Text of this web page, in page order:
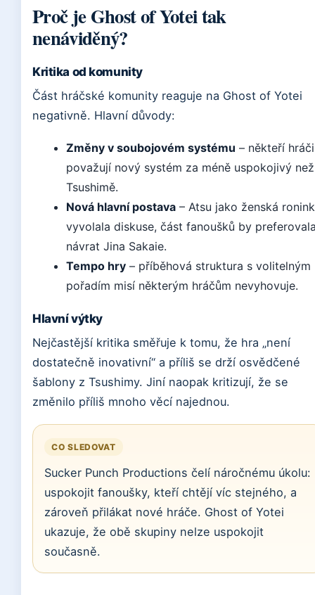
Proč je Ghost of Yotei tak
nenáviděný?
Kritika od komunity
Část hráčské komunity reaguje na Ghost of Yotei
negativně. Hlavní důvody:
Změny v soubojovém systému – někteří hráči
považují nový systém za méně uspokojivý
Tsushimě.
Nová hlavní postava – Atsu jako ženská
vyvolala diskuse, část fanoušků by
návrat Jina Sakaie.
Tempo hry – příběhová struktura s volitelným
pořadím misí některým hráčům nevyhovuje.
Hlavní výtky
Nejčastější kritika směřuje k tomu, že hra „není
dostatečně inovativní“ a příliš se drží osvědčené
šablony z Tsushimy. Jiní naopak kritizují, že se
změnilo příliš mnoho věcí najednou.
CO SLEDOVAT
Sucker Punch Productions čelí náročnému úkolu:
uspokojit fanoušky, kteří chtějí víc stejného, a
zároveň přilákat nové hráče. Ghost of Yotei
ukazuje, že obě skupiny nelze uspokojit
současně.